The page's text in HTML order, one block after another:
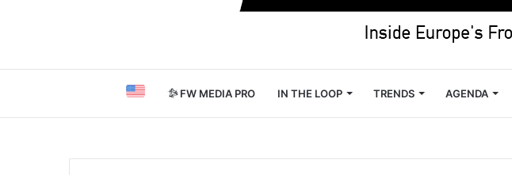
FW MEDIA PRO IN THE LOOP TRENDS AGENDA